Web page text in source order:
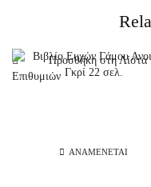
Προσθήκη στη Λίστα
Επιθυμιών
ΑΝΑΜΈΝΕΤΑΙ